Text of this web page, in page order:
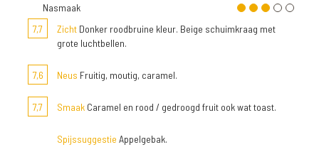
Nasmaak
7,7
Zicht Donker roodbruine kleur. Beige schuimkraag met
grote luchtbellen.
7,6 Neus Fruitig, moutig, caramel.
7,7 Smaak Caramel en rood / gedroogd fruit ook wat toast.
Spijssuggestie Appelgebak.